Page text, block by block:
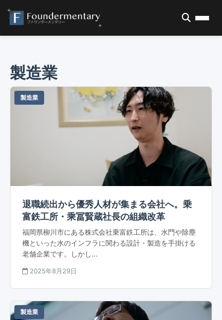
製造業
製造業
退職続出から優秀人材が集まる会社へ。乗
富鉄工所・乘冨賢蔵社長の組織改革
福岡県柳川市にある株式会社乗富鉄工所は、水門や除塵
機といった水のインフラに関わる設計・製造を手掛ける
老舗企業です。しかし...
2025年8月29日
製造業